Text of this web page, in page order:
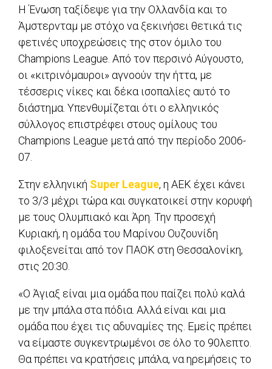
Η Ένωση ταξίδεψε για την Ολλανδία και το
Άμστερνταμ με στόχο να ξεκινήσει θετικά τις
φετινές υποχρεώσεις της στον όμιλο του
Champions League. Από τον περσινό Αύγουστο,
οι «κιτρινόμαυροι» αγνοούν την ήττα, με
τέσσερις νίκες και δέκα ισοπαλίες αυτό το
διάστημα. Υπενθυμίζεται ότι ο ελληνικός
σύλλογος επιστρέφει στους ομίλους του
Champions League μετά από την περίοδο 2006-
07.
Στην ελληνική Super League, η ΑΕΚ έχει κάνει
το 3/3 μέχρι τώρα και συγκατοικεί στην κορυφή
με τους Ολυμπιακό και Άρη. Την προσεχή
Κυριακή, η ομάδα του Μαρίνου Ουζουνίδη
φιλοξενείται από τον ΠΑΟΚ στη Θεσσαλονίκη,
στις 20:30.
«Ο Άγιαξ είναι μια ομάδα που παίζει πολύ καλά
με την μπάλα στα πόδια. Αλλά είναι και μια
ομάδα που έχει τις αδυναμίες της. Εμείς πρέπει
να είμαστε συγκεντρωμένοι σε όλο το 90λεπτο.
Θα πρέπει να κρατήσεις μπάλα, να ηρεμήσεις το